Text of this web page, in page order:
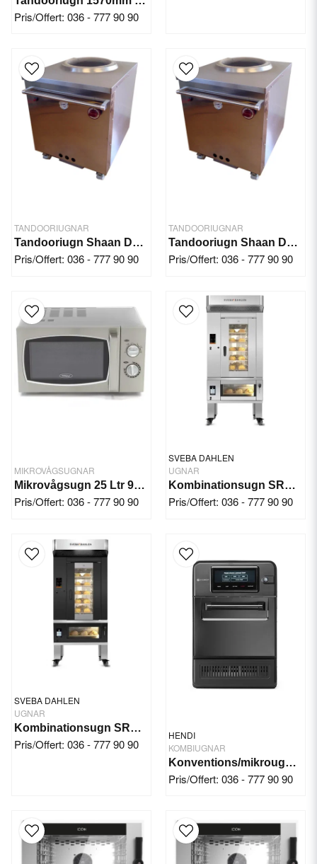
Pris/Offert: 036 - 777 90 90
TANDOORIUGNAR
Tandooriugn Shaan Domestic
Pris/Offert: 036 - 777 90 90
TANDOORIUGNAR
Tandooriugn Shaan Domestic Large
Pris/Offert: 036 - 777 90 90
MIKROVÅGSUGNAR
Mikrovågsugn 25 Ltr 900W
Pris/Offert: 036 - 777 90 90
SVEBA DAHLEN
UGNAR
Kombinationsugn SRD130
Pris/Offert: 036 - 777 90 90
SVEBA DAHLEN
UGNAR
Kombinationsugn SRD130 Black
Pris/Offert: 036 - 777 90 90
HENDI
KOMBIUGNAR
Konventions/mikrougn CombiTurbo
Pris/Offert: 036 - 777 90 90